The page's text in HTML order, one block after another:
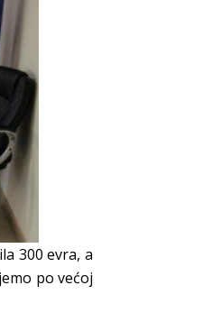
300 evra, a
po većoj